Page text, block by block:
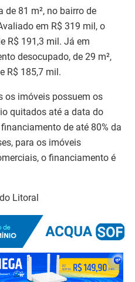
de 81 m², no bairro de
em R$ 319 mil, o
R$ 191,3 mil. Já em
desocupado, de 29 m²,
R$ 185,7 mil.
os imóveis possuem os
quitados até a data do
de até 80% da
para os imóveis
o financiamento é
Litoral